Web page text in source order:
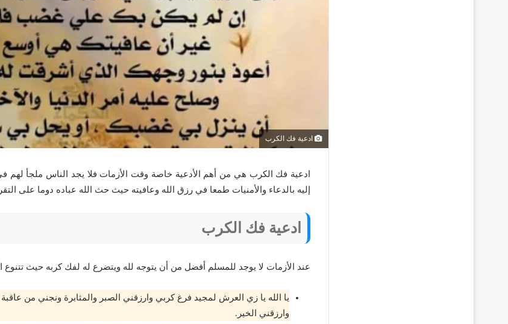
ادعية فك الكرب
ادعية فك الكرب هي من أهم الأدعية خاصة وقت الأزمات فلا يجد الناس ملجأ لهم
إليه بالدعاء والأمنيات طمعا في رزق الله وعافيته حيث حث الله عباده دوما على
ادعية فك الكرب
عند الأزمات لا يوجد للمسلم أفضل من أن يتوجه لله ويتضرع له لفك كربه حيث تتنوع
يا الله يا زي العرش لمجيد فرغ كربي وارزقني الصبر والمثابرة ونجني من
وارزقني الخير.